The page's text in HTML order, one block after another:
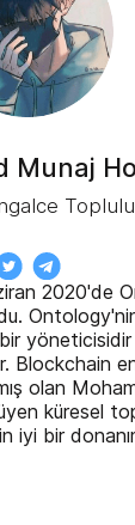
Munaj
2020'de
yöneticisidir
Blockchain
olan
küresel
iyi bir